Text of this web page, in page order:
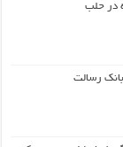
در حلب
رسالت